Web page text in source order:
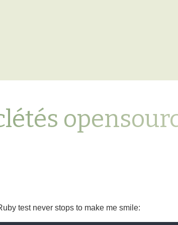
test never stops to make me smile: